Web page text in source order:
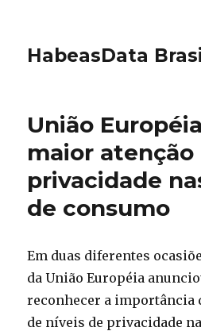
HabeasData
União
maior atenção
privacidade
de consumo
Em duas diferentes
da União Européia
reconhecer a importância
de níveis de privacidade